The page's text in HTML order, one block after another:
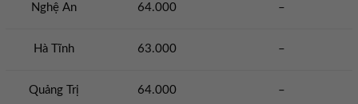
Nghệ An 64.000 –
Hà Tĩnh 63.000 –
Quảng Trị 64.000 –